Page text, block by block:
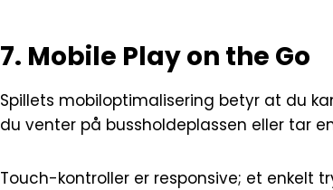
7. Mobile Play on the Go
Spillets mobiloptimalisering betyr at du
du venter på bussholdeplassen eller tar
Touch-kontroller er responsive; et enkelt